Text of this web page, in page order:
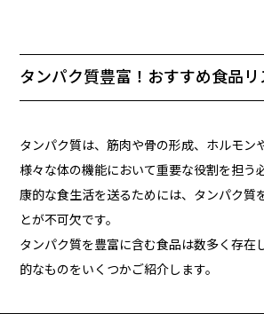
タンパク質豊富！おすすめ食品リ
タンパク質は、筋肉や骨の形成、ホルモン
様々な体の機能において重要な役割を担う
康的な食生活を送るためには、タンパク質
とが不可欠です。
タンパク質を豊富に含む食品は数多く存在
的なものをいくつかご紹介します。